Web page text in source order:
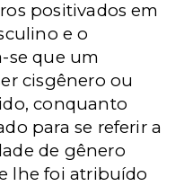
positivados em
e o
se que um
cisgênero ou
conquanto
para se referir a
de gênero
lhe foi atribuído